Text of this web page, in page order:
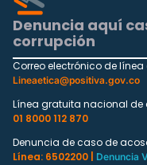
Denuncia aquí
corrupción
Correo electrónico de línea
Lineaetica@positiva.gov.co
Línea gratuita nacional de
01 8000 112 870
Denuncia de caso de
Línea: 6502200 |
Denuncia